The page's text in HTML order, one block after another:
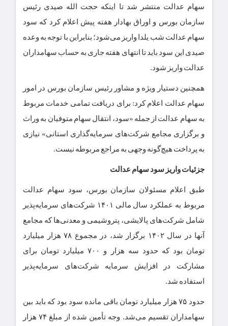
سهام عدالت منتشر شد تا اینکه حجت الله صیدی رئیس
سازمان بورس و اوراق بهادار هفته پیش اعلام کرد که سود
سهام عدالت شب یلدا واریز می‌شود؛ بنابراین با توجه به وعده
صیدی این سود باید تا انتهای هفته جاری به حساب سهامداران
عدالت واریز شود.
همچنین دستیار ویژه و مشاور رئیس سازمان بورس در امور
سهام عدالت اعلام کرد: برای دریافت تمامی خدمات مربوط
به سهام عدالت از جمله «سود، انتقال سهام متوفیان به وراث
و برگزاری مجامع شرکت‌های سرمایه‌گذاری استانی» نیازی
به پرداخت هیچ‌گونه وجهی به مراجع مربوطه نیست.
جزئیات واریز سود سهام عدالت
طبق اعلام مسئولان سازمان بورس، سود سهام عدالت
مربوط به عملکرد سال مالی ۱۴۰۱ شرکت‌های سرمایه‌پذیر
شامل شرکت‌های پالایشی، پتروشیمی و معدنی‌ها که مجامع
آنها در سال ۱۴۰۲ برگزار شد، در مجموع ۷۸ هزار میلیارد
تومان بود که حدود سه هزار و ۷۰۰ میلیارد تومان برای
مشارکت در افزایش سرمایه شرکت‌های سرمایه‌پذیر
استفاده شد.
حدود ۷۵ هزار میلیارد تومان باقی مانده سود بود که باید بین
سهامداران تقسیم می‌شد. وجه تأمین شده از مبلغ ۷۴ هزار